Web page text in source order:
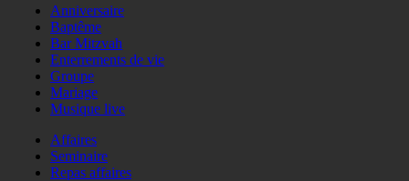
Anniversaire
Baptême
Bar Mitzvah
Enterrements de vie
Groupe
Mariage
Musique live
Affaires
Seminaire
Repas affaires